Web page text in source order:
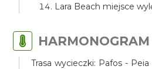
Lara Beach miejsce
Trasa wycieczki: Pafos -